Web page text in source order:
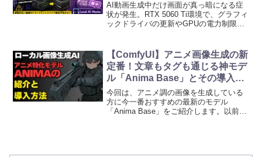
AI動画生成中だけ画面が真っ暗になる症
状が発生。RTX 5060 Ti環境で、グラフィ
ックドライバの更新やGPUの電力制限で
たところ症状が改善しました。原因とし
て考えられるトランジェントスパイクに
ついても解説します。
【ComfyUI】アニメ画像生成の新
定番！文章もタグも通じる神モデ
ル「Anima Base」とその導入方
法
今回は、アニメ調の画像を生成している
方に今一番おすすめの最新のモデル
「Anima Base」をご紹介します。以前の